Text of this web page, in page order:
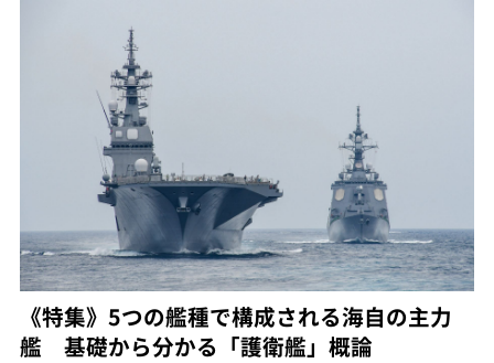
《特集》5つの艦種で構成される海自の主力
艦 基礎から分かる「護衛艦」概論